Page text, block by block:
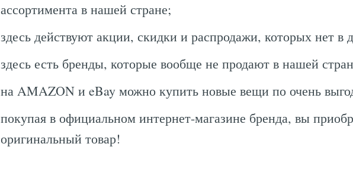
ассортимента в нашей стране;
здесь действуют акции, скидки и распродажи, которых нет в
здесь есть бренды, которые вообще не продают в нашей
на AMAZON и eBay можно купить новые вещи по очень
покупая в официальном интернет-магазине бренда, вы
оригинальный товар!